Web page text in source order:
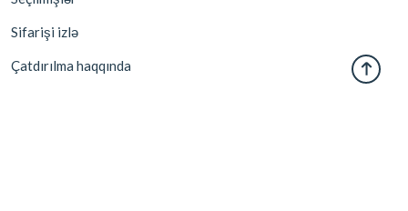
Sifarişi izlə
Çatdırılma haqqında